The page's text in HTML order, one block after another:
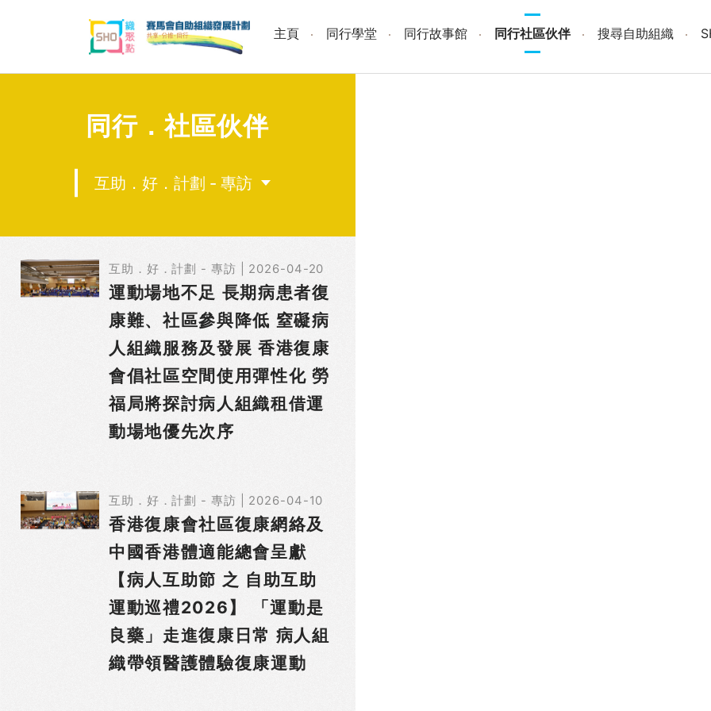
主頁 同行學堂 同行故事館 同行社區伙伴 搜尋自助組織
同行．社區伙伴
互助．好．計劃 - 專訪
互助．好．計劃 - 專訪 | 2026-04-20
運動場地不足 長期病患者復
康難、社區參與降低 窒礙病
人組織服務及發展 香港復康
會倡社區空間使用彈性化 勞
福局將探討病人組織租借運
動場地優先次序
互助．好．計劃 - 專訪 | 2026-04-10
香港復康會社區復康網絡及
中國香港體適能總會呈獻
【病人互助節 之 自助互助
運動巡禮2026】 「運動是
良藥」走進復康日常 病人組
織帶領醫護體驗復康運動